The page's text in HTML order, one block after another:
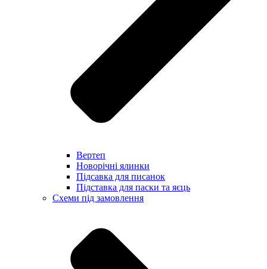
Вертеп
Новорічні ялинки
Підсавка для писанок
Підставка для паски та яєць
Схеми під замовлення